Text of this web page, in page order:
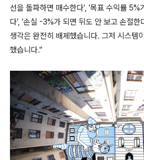
선을 돌파하면 매수한다', '목표 수익률 5%
다', '손실 -3%가 되면 뒤도 안 보고 손절한
생각은 완전히 배제했습니다. 그저 시스템
했습니다."